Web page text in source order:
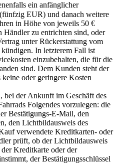
ein anfänglicher
EUR) und danach weitere
in Höhe von jeweils 50 €
zu entrichten sind, oder
unter Rückerstattung vom
In letzterem Fall ist
einzubehalten, die für die
sind. Dem Kunden steht der
oder geringere Kosten
bei der Ankunft im Geschäft des
Folgendes vorzulegen: die
Bestätigungs-E-Mail, den
den Lichtbildausweis des
verwendete Kreditkarten- oder
prüft, ob der Lichtbildausweis
Kreditkarte oder der
der Bestätigungsschlüssel